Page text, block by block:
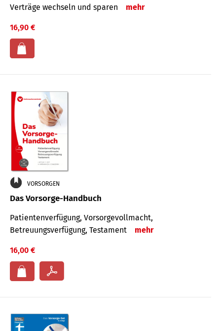
Verträge wechseln und sparen
mehr
16,90 €
VORSORGEN
Das Vorsorge-Handbuch
Patientenverfügung, Vorsorgevollmacht,
Betreuungsverfügung, Testament
mehr
16,00 €